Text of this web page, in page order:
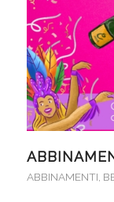
ABBINAMENTI